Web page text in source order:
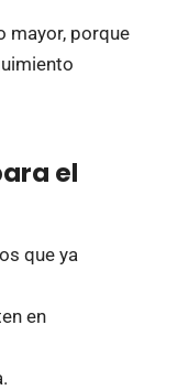
mayor, porque
el
que ya
en